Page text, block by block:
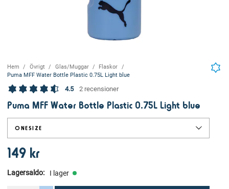
Hem Övrigt Glas/Muggar
Flaskor
Puma MFF Water Bottle Plastic 0.75L Light blue
4.5 2 recensioner
Puma MFF Water Bottle Plastic 0.75L Light blue
ONESIZE
149 kr
Lagersaldo: I lager